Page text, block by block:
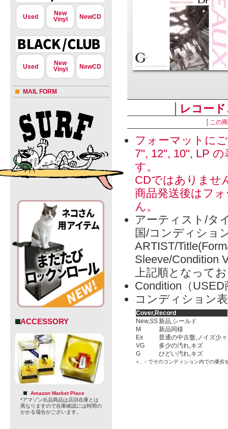
Used
New
Vinyl
NewCD
Used
New
Vinyl
NewCD
MAIL FORM
ACCESSORY
Amazon Market Place
*アマゾン出品商品は店頭在庫とは
異なりますので在庫確認には時間の
かかる場合がございます。
レコー
この
フォーマットに
7", 12", 10", LP
す。
CDではありませ
商品発送後はフ
ん。
アーティスト/タ
国/コンディショ
ARTIST/
Sleeve/Condition
上記順となって
Condition（
コンディション
Cover,Record
New,SS新品,シールド
M
新品同様
Ex
普通の中古盤,ノイズ少々
VG
多少の汚れ,キズ
G
ひどい汚れ,キズ
＋, －でそのコンディション内での優劣